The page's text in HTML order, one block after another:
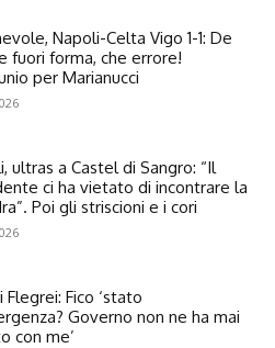
Napoli-Celta Vigo 1-1: De
fuori forma, che errore!
per Marianucci
ultras a Castel di Sangro: “Il
ci ha vietato di incontrare la
Poi gli striscioni e i cori
Flegrei: Fico ‘stato
Governo non ne ha mai
con me’